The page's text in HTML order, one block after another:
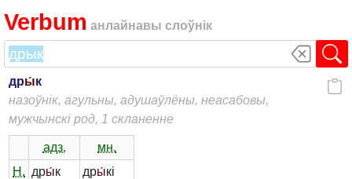
Verbum анлайнавы слоўнік
дры́к
назоўнік, агульны, адушаўлёны, неасабовы,
мужчынскі род, 1 скланенне
адз.
мн.
Н. дры́к дры́кі